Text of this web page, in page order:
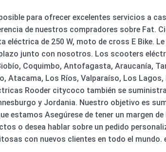
para ofrecer excelentes servicios a
de nuestros compradores sobre Fat.
eléctrica de 250 W, moto de cross E Bike.
junto con nosotros. Los scooters
Coquimbo, Antofagasta, Araucanía,
Atacama, Los Ríos, Valparaíso, Los
Rooder citycoco también se
y Jordania. Nuestro objetivo es
estamos Asegúrese de tener un margen
o desea hablar sobre un pedido
con nuevos clientes en todo el mundo.